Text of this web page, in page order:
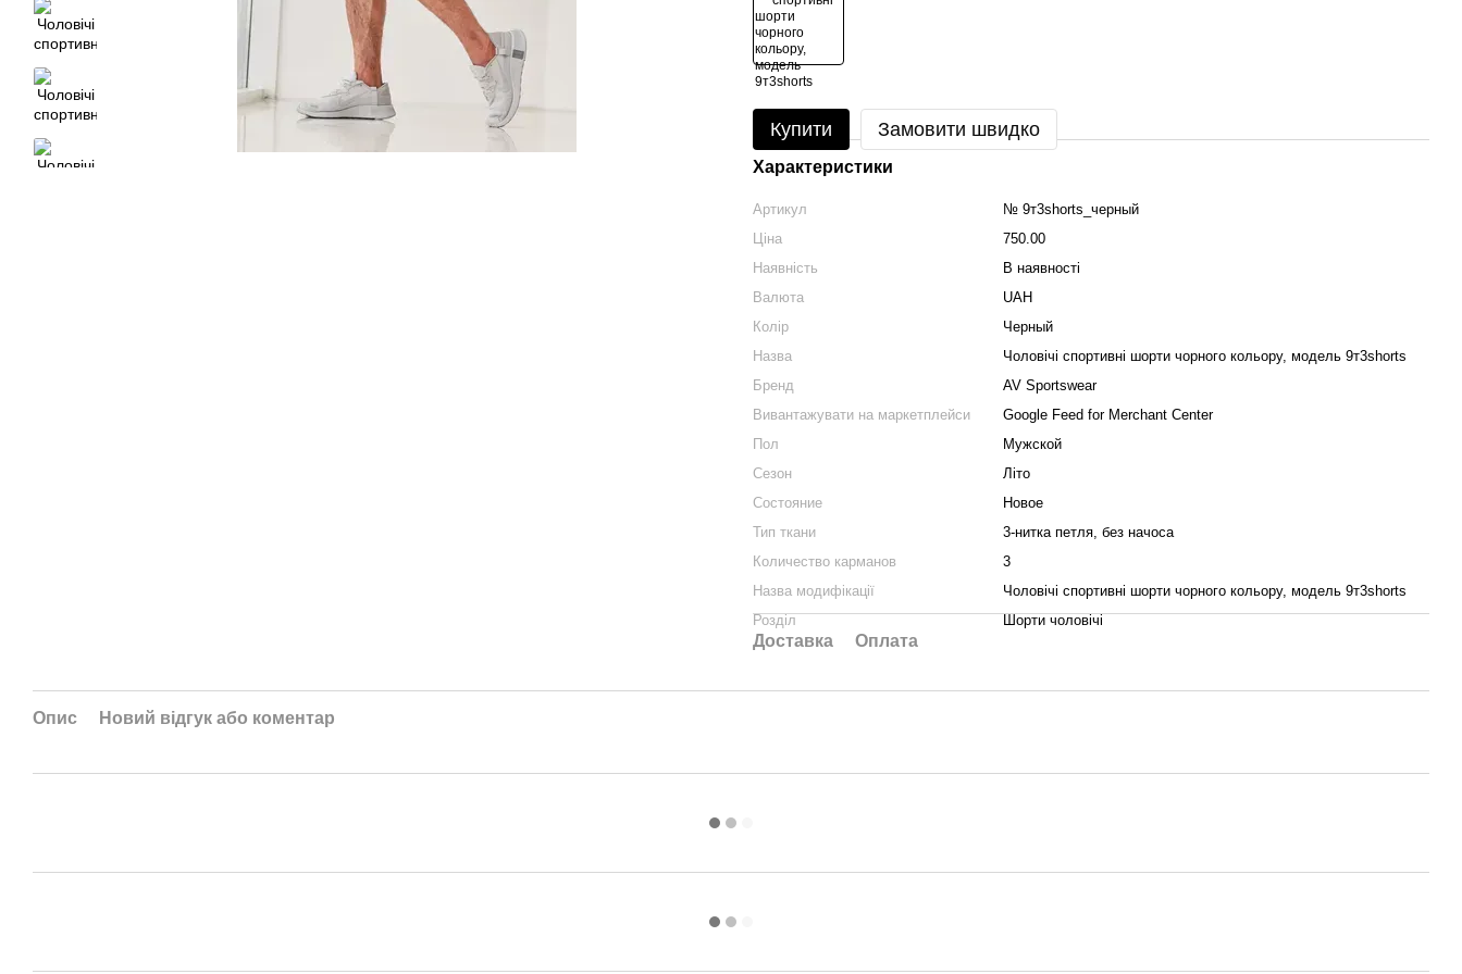
Купити Замовити швидко
Характеристики
Артикул
№ 9т3shorts_черный
Ціна
750.00
Наявність
В наявності
Валюта
UAH
Колір
Черный
Назва
Чоловічі спортивні шорти чорного кольору, модель 9т3shorts
Бренд
AV Sportswear
Вивантажувати на маркетплейси
Google Feed for Merchant Center
Пол
Мужской
Сезон
Літо
Состояние
Новое
Тип ткани
3-нитка петля, без начоса
Количество карманов
3
Назва модифікації
Чоловічі спортивні шорти чорного кольору, модель 9т3shorts
Розділ
Шорти чоловічі
Доставка Оплата
Опис Новий відгук або коментар